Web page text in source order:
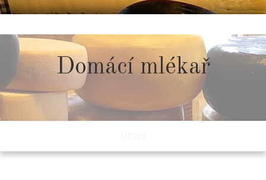
to
content
Domácí mlékař